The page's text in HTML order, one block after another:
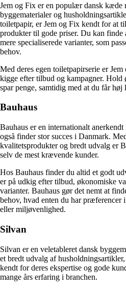
Jem og Fix er en populær dansk kæde
byggematerialer og
toiletpapir, er Jem og Fix kendt for at
produkter til gode priser. Du kan
mere specialiserede varianter, som
behov.
Med deres egen toiletpapirserie er
kigge efter tilbud og kampagner. Hold
spar penge, samtidig med at du får høj
Bauhaus
Bauhaus er en internationalt
også finder stor succes i Danmark.
kvalitetsprodukter og bredt udvalg er
selv de mest krævende kunder.
Hos Bauhaus finder du altid et godt
er på udkig efter tilbud, økonomiske
varianter. Bauhaus gør det nemt at
behov, hvad enten du har præferencer
eller miljøvenlighed.
Silvan
Silvan er en veletableret dansk
et bredt udvalg af
kendt for deres ekspertise og gode
mange års erfaring i branchen.